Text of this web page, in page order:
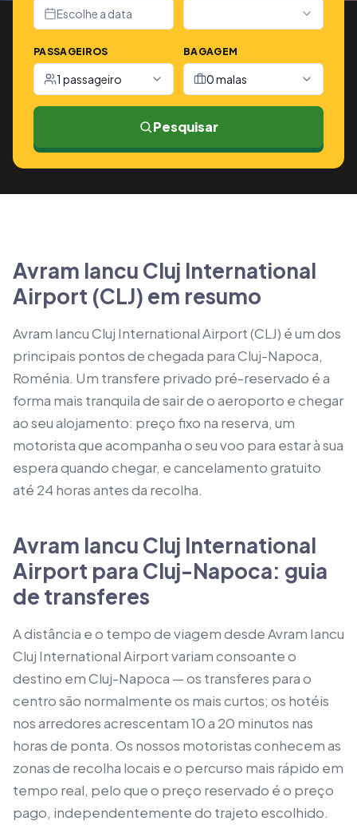
Escolhe a data
PASSAGEIROS
1 passageiro
BAGAGEM
0 malas
Pesquisar
Avram Iancu Cluj International
Airport (CLJ) em resumo
Avram Iancu Cluj International Airport (CLJ) é um dos
principais pontos de chegada para Cluj-Napoca,
Roménia. Um transfere privado pré-reservado é a
forma mais tranquila de sair de o aeroporto e chegar
ao seu alojamento: preço fixo na reserva, um
motorista que acompanha o seu voo para estar à sua
espera quando chegar, e cancelamento gratuito
até 24 horas antes da recolha.
Avram Iancu Cluj International
Airport para Cluj-Napoca: guia
de transferes
A distância e o tempo de viagem desde Avram Iancu
Cluj International Airport variam consoante o
destino em Cluj-Napoca — os transferes para o
centro são normalmente os mais curtos; os hotéis
nos arredores acrescentam 10 a 20 minutos nas
horas de ponta. Os nossos motoristas conhecem as
zonas de recolha locais e o percurso mais rápido em
tempo real, pelo que o preço reservado é o preço
pago, independentemente do trajeto escolhido.